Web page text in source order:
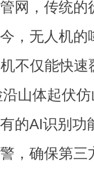
网，传统
，无人机
机不仅能快
山体起伏
的AI识别功
，确保第三